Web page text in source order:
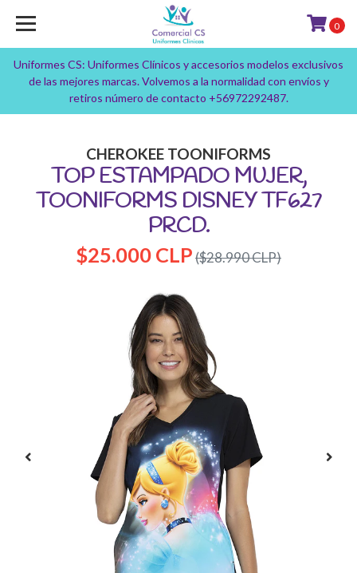
Uniformes CS: Uniformes Clínicos y accesorios modelos exclusivos
de las mejores marcas. Volvemos a la normalidad con envíos y
retiros número de contacto +56972292487.
0
CHEROKEE TOONIFORMS
TOP ESTAMPADO MUJER,
TOONIFORMS DISNEY TF627
PRCD.
$25.000 CLP($28.990 CLP)